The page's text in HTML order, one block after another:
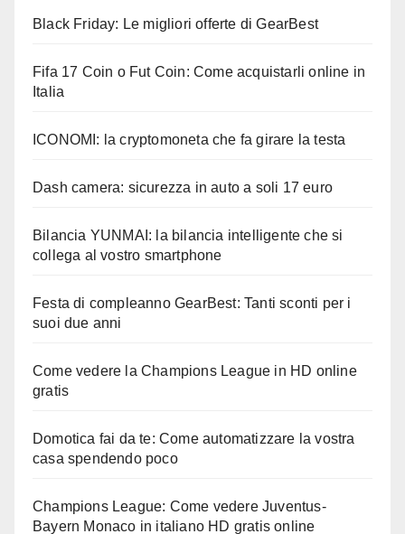
Black Friday: Le migliori offerte di GearBest
Fifa 17 Coin o Fut Coin: Come acquistarli online in
Italia
ICONOMI: la cryptomoneta che fa girare la testa
Dash camera: sicurezza in auto a soli 17 euro
Bilancia YUNMAI: la bilancia intelligente che si
collega al vostro smartphone
Festa di compleanno GearBest: Tanti sconti per i
suoi due anni
Come vedere la Champions League in HD online
gratis
Domotica fai da te: Come automatizzare la vostra
casa spendendo poco
Champions League: Come vedere Juventus-
Bayern Monaco in italiano HD gratis online